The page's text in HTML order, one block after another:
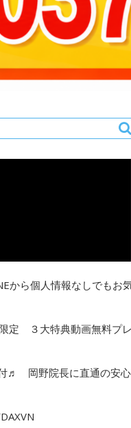
から個人情報なしでもお
限定 ３大特典動画無料プ
♬ 岡野院長に直通の安心